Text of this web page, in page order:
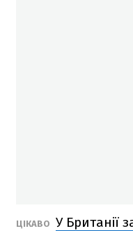
ЦІКАВО У Британії